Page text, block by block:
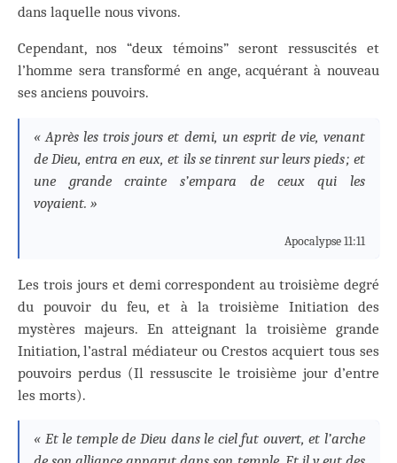
dans laquelle nous vivons.
Cependant, nos “deux témoins” seront ressuscités et
l’homme sera transformé en ange, acquérant à nouveau
ses anciens pouvoirs.
« Après les trois jours et demi, un esprit de vie, venant
de Dieu, entra en eux, et ils se tinrent sur leurs pieds ; et
une grande crainte s’empara de ceux qui les
voyaient. »
Apocalypse 11:11
Les trois jours et demi correspondent au troisième degré
du pouvoir du feu, et à la troisième Initiation des
mystères majeurs. En atteignant la troisième grande
Initiation, l’astral médiateur ou Crestos acquiert tous ses
pouvoirs perdus (Il ressuscite le troisième jour d’entre
les morts).
« Et le temple de Dieu dans le ciel fut ouvert, et l’arche